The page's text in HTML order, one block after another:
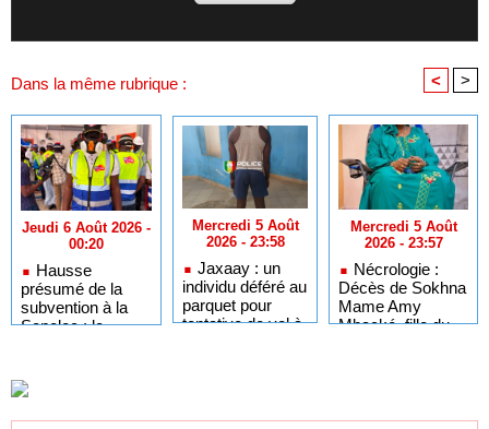
Dans la même rubrique : < >
Jeudi 6 Août 2026 -
00:20
Hausse
présumé de la
subvention à la
Senelec : le
mais exige un
élargissement des
tranches tarifaires
Mercredi 5 Août
2026 - 23:58
Jaxaay : un
individu déféré au
parquet pour
tentative de vol à
Mercredi 5 Août
2026 - 23:57
Nécrologie :
Décès de Sokhna
Mame Amy
Mbacké, fille du